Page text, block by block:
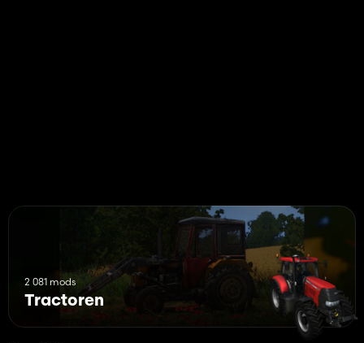
2 081 mods
Tractoren